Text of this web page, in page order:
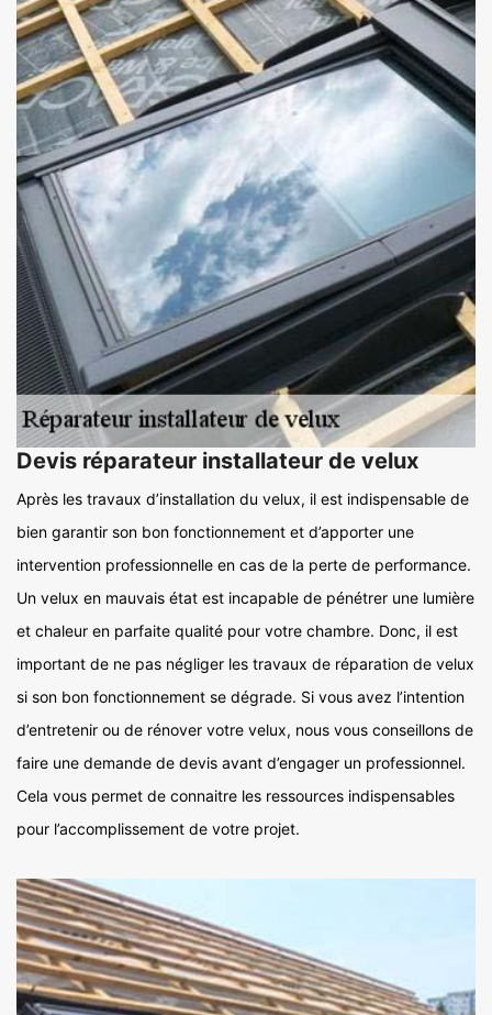
Devis réparateur installateur de velux
Après les travaux d’installation du velux, il est indispensable de
bien garantir son bon fonctionnement et d’apporter une
intervention professionnelle en cas de la perte de performance.
Un velux en mauvais état est incapable de pénétrer une lumière
et chaleur en parfaite qualité pour votre chambre. Donc, il est
important de ne pas négliger les travaux de réparation de velux
si son bon fonctionnement se dégrade. Si vous avez l’intention
d’entretenir ou de rénover votre velux, nous vous conseillons de
faire une demande de devis avant d’engager un professionnel.
Cela vous permet de connaitre les ressources indispensables
pour l’accomplissement de votre projet.